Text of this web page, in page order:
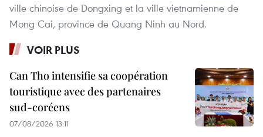
ville chinoise de Dongxing et la ville vietnamienne de
Mong Cai, province de Quang Ninh au Nord.
VOIR PLUS
Can Tho intensifie sa coopération
touristique avec des partenaires
sud-coréens
07/08/2026 13:11